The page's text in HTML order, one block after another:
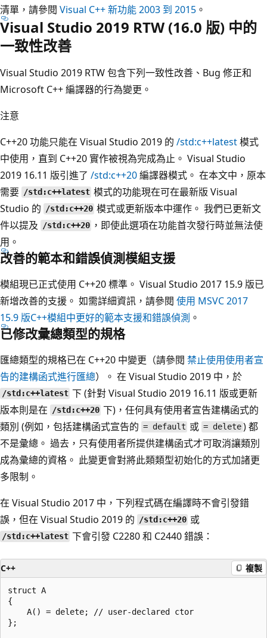
清單，請參閱 Visual C++ 新功能 2003 到 2015 。
Visual Studio 2019 RTW (16.0 版) 中的
一致性改善
Visual Studio 2019 RTW 包含下列一致性改善、Bug 修正和
Microsoft C++ 編譯器的行為變更。
注意
C++20 功能只能在 Visual Studio 2019 的 /std:c++latest模式
中使用，直到 C++20 實作被視為完成為止。 Visual Studio
2019 16.11 版引進了 /std:c++20編譯器模式。 在本文中，原本
需要 /std:c++latest 模式的功能現在可在最新版 Visual
Studio 的 /std:c++20 模式或更新版本中運作。 我們已更新文
件以提及 /std:c++20 ，即使此選項在功能首次發行時並無法使
用。
改善的範本和錯誤偵測模組支援
模組現已正式使用 C++20 標準。 Visual Studio 2017 15.9 版已
新增改善的支援。 如需詳細資訊，請參閱 使用 MSVC 2017
15.9 版C++模組中更好的範本支援和錯誤偵測 。
已修改彙總類型的規格
匯總類型的規格已在 C++20 中變更（請參閱 禁止使用使用者宣
告的建構函式進行匯總）。 在 Visual Studio 2019 中，於
/std:c++latest 下 (針對 Visual Studio 2019 16.11 版或更新
版本則是在 /std:c++20 下)，任何具有使用者宣告建構函式的
類別 (例如，包括建構函式宣告的 = default 或 = delete) 都
不是彙總。 過去，只有使用者所提供建構函式才可取消讓類別
成為彙總的資格。 此變更會對將此類類型初始化的方式加諸更
多限制。
在 Visual Studio 2017 中，下列程式碼在編譯時不會引發錯
誤，但在 Visual Studio 2019 的 /std:c++20 或
/std:c++latest 下會引發 C2280 和 C2440 錯誤：
C++ 複製
struct A
{
    A() = delete; // user-declared ctor
};